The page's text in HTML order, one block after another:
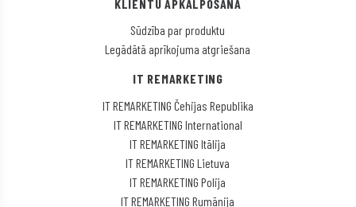
KLIENTU APKALPOŠANA
Sūdzība par produktu
Legādātā aprīkojuma atgriešana
IT REMARKETING
IT REMARKETING Čehijas Republika
IT REMARKETING International
IT REMARKETING Itālija
IT REMARKETING Lietuva
IT REMARKETING Polija
IT REMARKETING Rumānija